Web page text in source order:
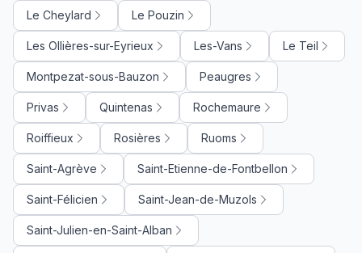
Le Cheylard Le Pouzin
Les Ollières-sur-Eyrieux Les-Vans Le Teil
Montpezat-sous-Bauzon Peaugres
Privas Quintenas Rochemaure
Roiffieux Rosières Ruoms
Saint-Agrève Saint-Etienne-de-Fontbellon
Saint-Félicien Saint-Jean-de-Muzols
Saint-Julien-en-Saint-Alban